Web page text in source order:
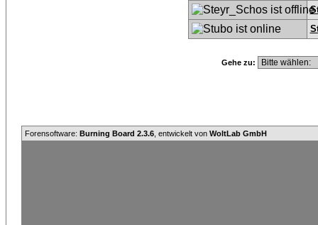
Gehe zu:
Forensoftware: Burning Board 2.3.6 , entwickelt von WoltLab GmbH